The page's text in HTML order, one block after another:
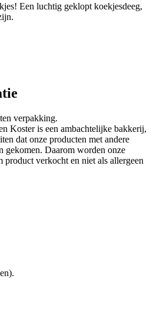
Een luchtig geklopt koekjesdeeg,
verpakking.
Koster is een ambachtelijke bakkerij,
dat onze producten met andere
gekomen. Daarom worden onze
product verkocht en niet als allergeen